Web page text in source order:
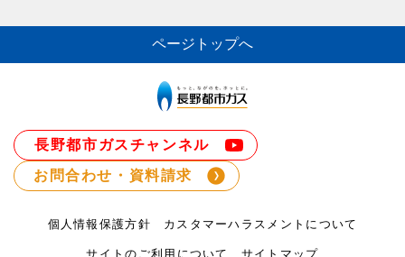
ページトップへ
長野都市ガスチャンネル
お問合わせ・資料請求
個人情報保護方針 カスタマーハラスメントについて
サイトのご利用について サイトマップ